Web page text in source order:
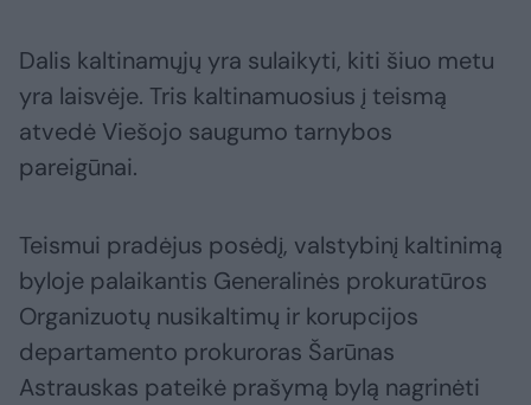
Dalis kaltinamųjų yra sulaikyti, kiti šiuo metu
yra laisvėje. Tris kaltinamuosius į teismą
atvedė Viešojo saugumo tarnybos
pareigūnai.
Teismui pradėjus posėdį, valstybinį kaltinimą
byloje palaikantis Generalinės prokuratūros
Organizuotų nusikaltimų ir korupcijos
departamento prokuroras Šarūnas
Astrauskas pateikė prašymą bylą nagrinėti